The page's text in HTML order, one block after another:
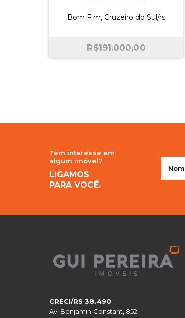
Bom Fim, Cruzeiro do Sul/rs
R$191.000,00
Tem interesse em
algum imóvel?
LIGAMOS
PARA VOCÊ.
CRECI/RS 38.490
Av. Benjamin Constant, 852